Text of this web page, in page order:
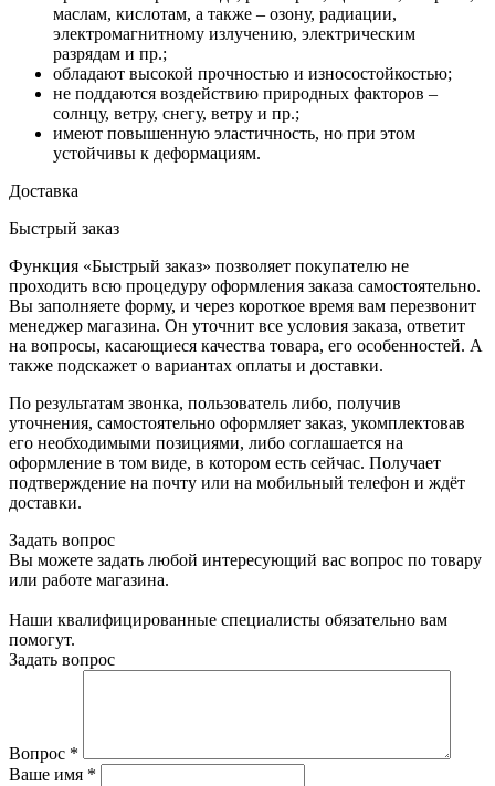
маслам, кислотам, а также – озону, радиации,
электромагнитному излучению, электрическим
разрядам и пр.;
обладают высокой прочностью и износостойкостью;
не поддаются воздействию природных факторов –
солнцу, ветру, снегу, ветру и пр.;
имеют повышенную эластичность, но при этом
устойчивы к деформациям.
Доставка
Быстрый заказ
Функция «Быстрый заказ» позволяет покупателю не
проходить всю процедуру оформления заказа самостоятельно.
Вы заполняете форму, и через короткое время вам перезвонит
менеджер магазина. Он уточнит все условия заказа, ответит
на вопросы, касающиеся качества товара, его особенностей. А
также подскажет о вариантах оплаты и доставки.
По результатам звонка, пользователь либо, получив
уточнения, самостоятельно оформляет заказ, укомплектовав
его необходимыми позициями, либо соглашается на
оформление в том виде, в котором есть сейчас. Получает
подтверждение на почту или на мобильный телефон и ждёт
доставки.
Задать вопрос
Вы можете задать любой интересующий вас вопрос по товару
или работе магазина.
Наши квалифицированные специалисты обязательно вам
помогут.
Задать вопрос
Вопрос *
Ваше имя *